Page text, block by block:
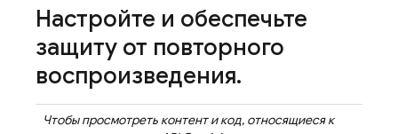
Настройте и обеспечьте
защиту от повторного
воспроизведения.
Чтобы просмотреть контент и код, относящиеся к